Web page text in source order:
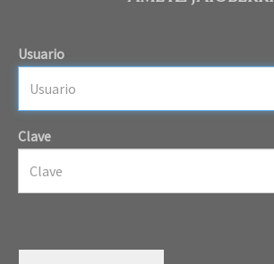
Usuario
Clave